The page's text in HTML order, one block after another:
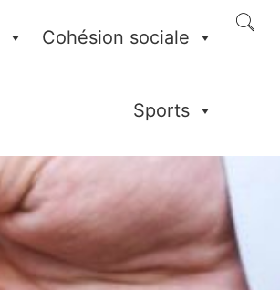
Cohésion sociale
Sports